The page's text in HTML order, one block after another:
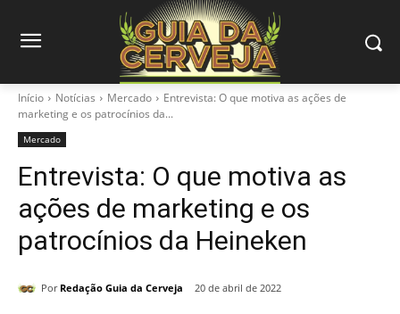
Início Notícias Mercado
Entrevista: O que motiva as ações de
marketing e os patrocínios da...
Mercado
Entrevista: O que motiva as
ações de marketing e os
patrocínios da Heineken
Por Redação Guia da Cerveja 20 de abril de 2022